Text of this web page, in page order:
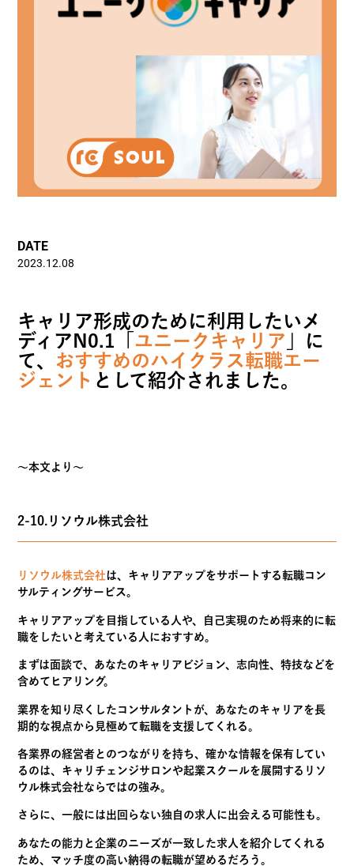
DATE
2023.12.08
キャリア形成のために利用したいメ
ディア N0.1 ユニークキャ リア 」に
て、 おすすめのハイクラス転職エー
ジェント として紹介さ れました。
～本文より～
2-10.リソウル株式会社
リソウル株式会社は、キャリアアップをサポートする転職コン
サルティングサービス。
キャリアアップを目指している人や、自己実現のため将来的に転
職をしたいと考えている人におすすめ。
まずは面談で、あなたのキャリアビジョン、志向性、特技などを
含めてヒアリング。
業界を知り尽くした コンサルタントが、あなたのキャリアを長
期的な視点から見極めて転職を支援 してくれる。
各業界の経営者とのつながりを持ち、確かな情報を保有してい
るのは、キャリチェンジサロンや起業スクールを展開するリソ
ウル株式会社ならではの強み。
さらに、一般には出回らない独自の求人に出会える可能性も。
あなたの能力と企業のニーズが一致した求人を紹介してくれる
ため、マッチ度の高い納得の転職が望めるだろう。